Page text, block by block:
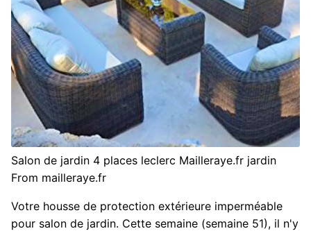
Salon de jardin 4 places leclerc Mailleraye.fr jardin
From mailleraye.fr
Votre housse de protection extérieure imperméable
pour salon de jardin. Cette semaine (semaine 51), il n'y